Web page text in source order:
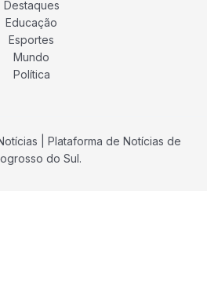
Destaques
Educação
Esportes
Mundo
Política
| Plataforma de Notícias de
do Sul.